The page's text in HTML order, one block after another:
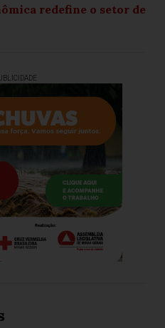
redefine o setor de